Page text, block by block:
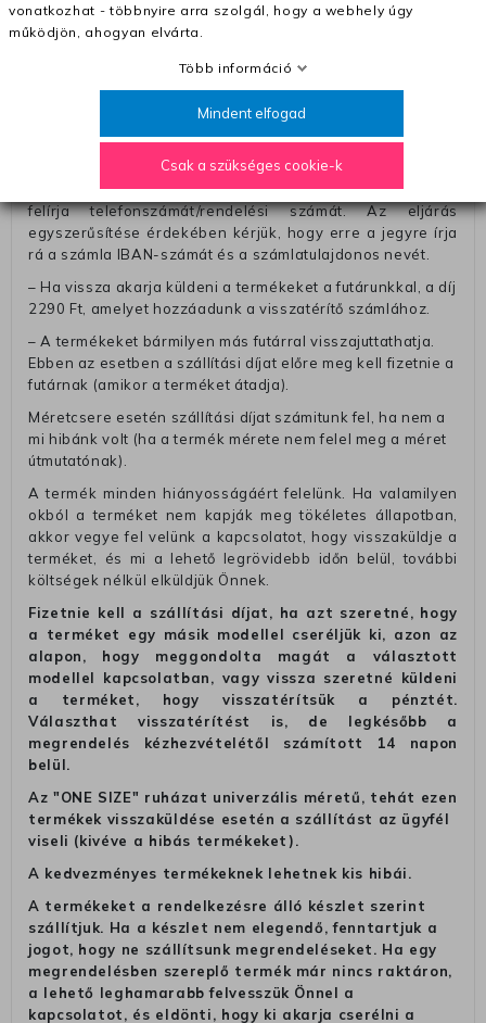
számolunk fel (oda -vissza út)
elküldheti. Olyan utávéttel küldött csomagot, melyne
értéke eltér 0 FT-tól, nem fogadunk el. A futárnak átadott
csomagba kérjük, hogy a visszaküldés könnyebb
azonosítása érdekében tegyen egy megjegyzést, amelyre
felírja telefonszámát/rendelési számát. Az eljárás
egyszerűsítése érdekében kérjük, hogy erre a jegyre írja
rá a számla IBAN-számát és a számlatulajdonos nevét.
– Ha vissza akarja küldeni a termékeket a futárunkkal, a díj
2290 Ft, amelyet hozzáadunk a visszatérítő számlához.
– A termékeket bármilyen más futárral visszajuttathatja.
Ebben az esetben a szállítási díjat előre meg kell fizetnie a
futárnak (amikor a terméket átadja).
Méretcsere esetén szállítási díjat számitunk fel, ha nem a
mi hibánk volt (ha a termék mérete nem felel meg a méret
útmutatónak).
A termék minden hiányosságáért felelünk. Ha valamilyen
okból a terméket nem kapják meg tökéletes állapotban,
akkor vegye fel velünk a kapcsolatot, hogy visszaküldje a
terméket, és mi a lehető legrövidebb időn belül, további
költségek nélkül elküldjük Önnek.
Fizetnie kell a szállítási díjat, ha azt szeretné, hogy
a terméket egy másik modellel cseréljük ki, azon az
alapon, hogy meggondolta magát a választott
modellel kapcsolatban, vagy vissza szeretné küldeni
a terméket, hogy visszatérítsük a pénztét.
Választhat visszatérítést is, de legkésőbb a
megrendelés kézhezvételétől számított 14 napon
belül.
Az "ONE SIZE" ruházat univerzális méretű, tehát ezen
termékek visszaküldése esetén a szállítást az ügyfél
viseli (kivéve a hibás termékeket).
A kedvezményes termékeknek lehetnek kis hibái.
A termékeket a rendelkezésre álló készlet szerint
szállítjuk. Ha a készlet nem elegendő, fenntartjuk a
jogot, hogy ne szállítsunk megrendeléseket. Ha egy
megrendelésben szereplő termék már nincs raktáron,
a lehető leghamarabb felvesszük Önnel a
kapcsolatot, és eldönti, hogy ki akarja cserélni a
vonatkozhat - többnyire arra szolgál, hogy a webhely úgy
működjön, ahogyan elvárta.
Több információ
Mindent elfogad
Csak a szükséges cookie-k